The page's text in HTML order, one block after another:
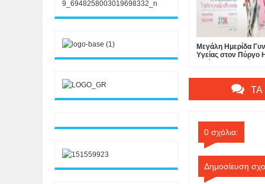
Μεγάλη Ημερίδα
Υγείας στον Πύργο
γνωρίζει κάθε
27 Ιουνίου 2026 |
Κέντρο Π.Ε. Ηλείας |
ΤΑ
0 σχόλια:
Δημοσίευση